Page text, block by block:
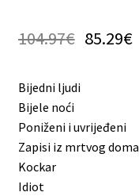
104.97€ 85.29€
Bijedni ljudi
Bijele noći
Poniženi i uvrijeđeni
Zapisi iz mrtvog doma
Kockar
Idiot